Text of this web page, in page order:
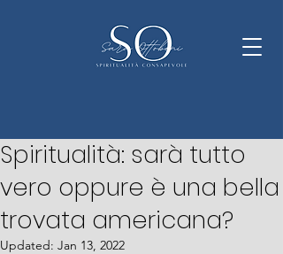
Spiritualità: sarà tutto
vero oppure è una bella
trovata americana?
Updated: Jan 13, 2022